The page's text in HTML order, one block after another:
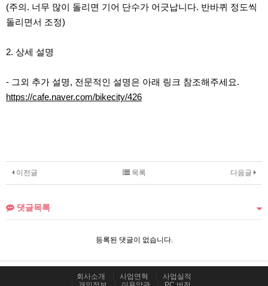
(주의. 너무 많이 돌리면 기어 단수가 어긋납니다. 반바퀴 정도씩
돌리면서 조정)
2. 상세 설명
- 그외 추가 설명, 전문적인 설명은 아래 링크 참조해주세요.
https://cafe.naver.com/bikecity/426
이전글 다음글
목록
댓글목록
등록된 댓글이 없습니다.
회사소개 사업연혁
사업실적